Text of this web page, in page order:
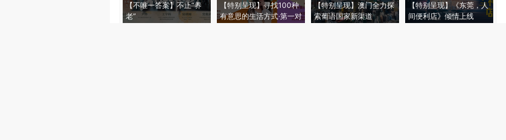
【不唯一答案】不止“养
老”
【特别呈现】寻找100种
有意思的生活方式·第一对
【特别呈现】澳门全力探
索葡语国家新渠道
【特别呈现】《东莞，人
间便利店》倾情上线